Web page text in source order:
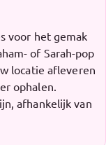
voor het gemak
of Sarah-pop
locatie afleveren
ophalen.
afhankelijk van